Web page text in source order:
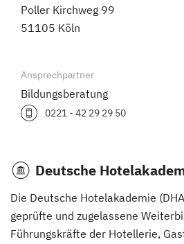
Poller Kirchweg 99
51105 Köln
Ansprechpartner
Bildungsberatung
0221 - 42 29 29 50
Deutsche
Die Deutsche Hotelakademie
geprüfte und zugelassene
Führungskräfte der Hotellerie,